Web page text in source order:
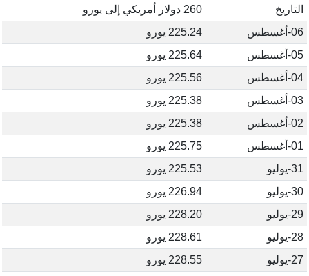
التاريخ
260 دولار أمريكي إلى يورو
06-أغسطس
225.24 يورو
05-أغسطس
225.64 يورو
04-أغسطس
225.56 يورو
03-أغسطس
225.38 يورو
02-أغسطس
225.38 يورو
01-أغسطس
225.75 يورو
31-يوليو
225.53 يورو
30-يوليو
226.94 يورو
29-يوليو
228.20 يورو
28-يوليو
228.61 يورو
27-يوليو
228.55 يورو